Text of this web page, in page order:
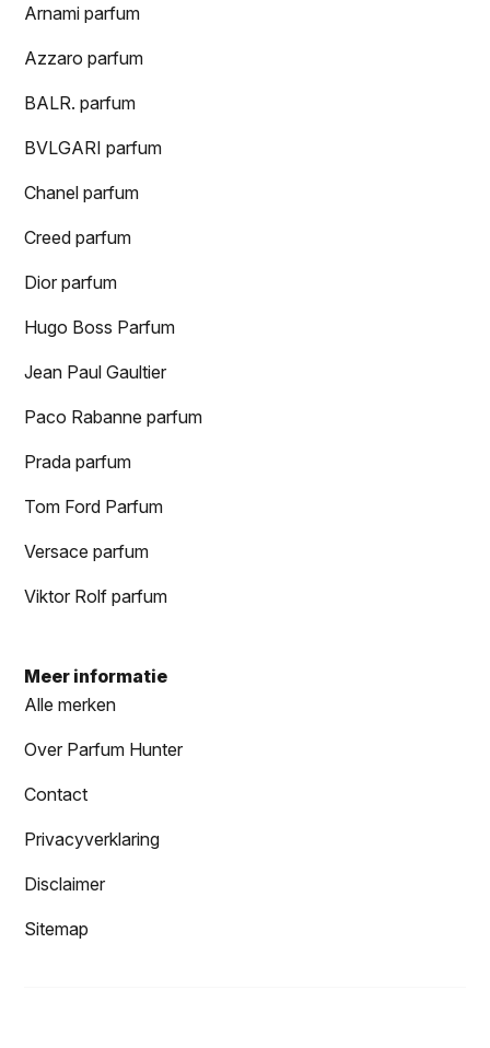
Arnami parfum
Azzaro parfum
BALR. parfum
BVLGARI parfum
Chanel parfum
Creed parfum
Dior parfum
Hugo Boss Parfum
Jean Paul Gaultier
Paco Rabanne parfum
Prada parfum
Tom Ford Parfum
Versace parfum
Viktor Rolf parfum
Meer informatie
Alle merken
Over Parfum Hunter
Contact
Privacyverklaring
Disclaimer
Sitemap